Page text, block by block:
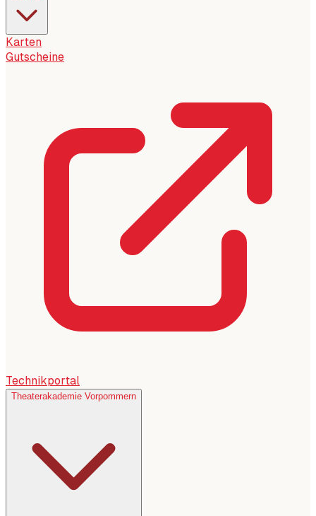
Karten
Gutscheine
Technikportal
Theaterakademie Vorpommern